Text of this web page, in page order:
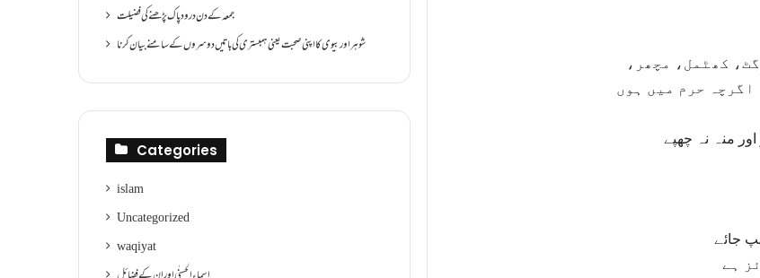
جمعہ کے دن درود پاک پڑھنے کی فضیلت
شوہر اور بیوی کا اپنی صحبت یعنی ہمبستری کی باتیں دوسروں کے سامنے بیان کرنا
Categories
islam
Uncategorized
waqiyat